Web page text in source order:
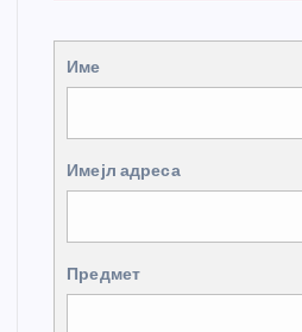
Име
Имејл адреса
Предмет